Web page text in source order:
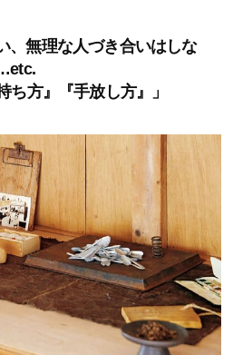
、無理な人づき合いはしな
ち方』『手放し方』」